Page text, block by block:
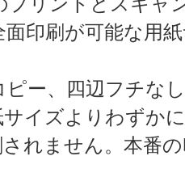
印刷が可能な用
ー、四辺フチな
イズよりわずか
れません。本番